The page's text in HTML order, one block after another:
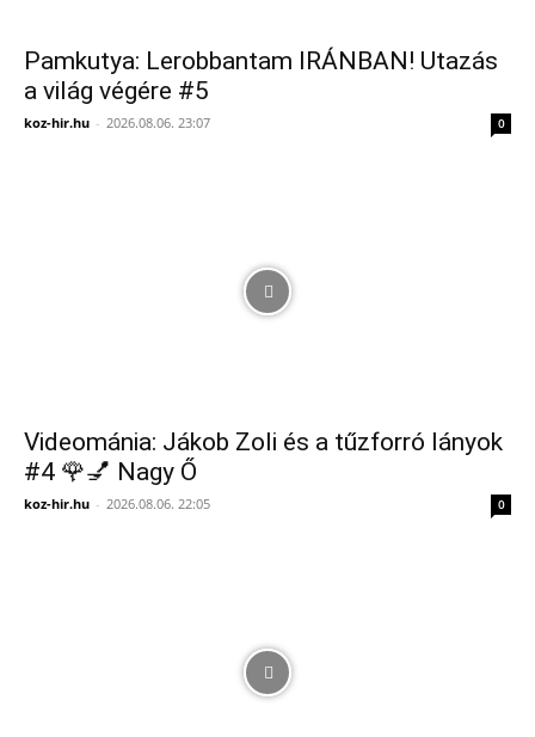
Pamkutya: Lerobbantam IRÁNBAN! Utazás
a világ végére #5
koz-hir.hu - 2026.08.06. 23:07 0
Videománia: Jákob Zoli és a tűzforró lányok
#4 🌹💅 Nagy Ő
koz-hir.hu - 2026.08.06. 22:05 0